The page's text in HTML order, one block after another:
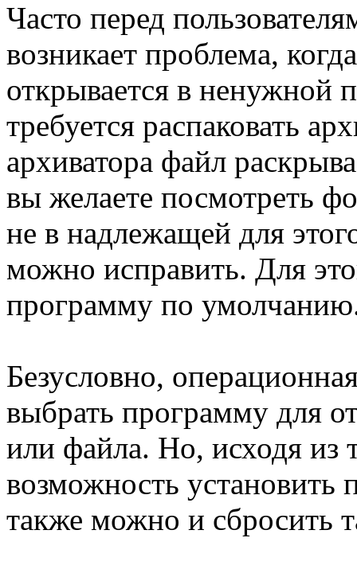
Часто перед
возникает проблема,
открывается в ненужной
требуется распаковать
архиватора файл
вы желаете посмотреть
не в надлежащей для
можно исправить. Для
программу по
Безусловно,
выбрать программу для
или файла. Но, исходя из
возможность
также можно и сбросить